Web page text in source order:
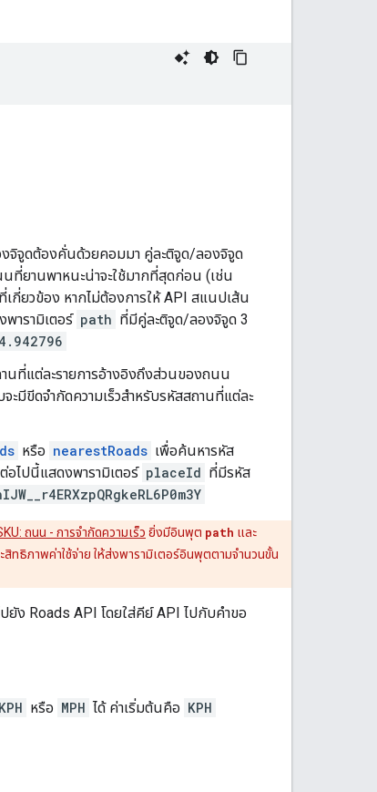
จิจูดต้องคั่นด้วยคอมมา คู่ละติจูด/ลองจิจูด
ที่ยานพาหนะน่าจะใช้มากที่สุดก่อน (เช่น
กี่ยวข้อง หากไม่ต้องการให้ API สแนปเส้น
พารามิเตอร์ path ที่มีคู่ละติจูด/ลองจิจูด 3
ที่แต่ละรายการอ้างอิงถึงส่วนของถนน
มีขีดจำกัดความเร็วสำหรับรหัสสถานที่แต่ละ
หรือ nearestRoads เพื่อค้นหารหัส
อไปนี้แสดงพารามิเตอร์ placeId ที่มีรหัส
ถนน - การจำกัดความเร็ว ยิ่งมีอินพุต path และ
สิทธิภาพค่าใช้จ่าย ให้ส่งพารามิเตอร์อินพุตตามจำนวนขั้น
ยัง Roads API โดยใส่คีย์ API ไปกับคำขอ
KPH หรือ MPH ได้ ค่าเริ่มต้นคือ KPH